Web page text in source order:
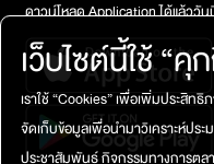
ดาวน์โหลด Application ได้แล้ววั
เว็บไซต์นี้ใช้ “คุ
เราใช้ “Cookies” เพื่อเพิ่มประสิทธิ
จัดเก็บข้อมูลเพื่อนำมาวิเคราะห์ปร
ประชาสัมพันธ์ กิจกรรมทางการ